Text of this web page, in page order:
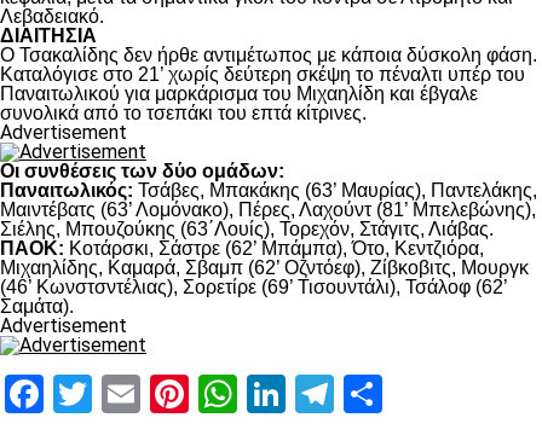
Λεβαδειακό.
ΔΙΑΙΤΗΣΙΑ
Ο Τσακαλίδης δεν ήρθε αντιμέτωπος με κάποια δύσκολη φάση.
Καταλόγισε στο 21’ χωρίς δεύτερη σκέψη το πέναλτι υπέρ του
Παναιτωλικού για μαρκάρισμα του Μιχαηλίδη και έβγαλε
συνολικά από το τσεπάκι του επτά κίτρινες.
Advertisement
Οι συνθέσεις των δύο ομάδων:
Παναιτωλικός: Τσάβες, Μπακάκης (63’ Μαυρίας), Παντελάκης,
Μαιντέβατς (63’ Λομόνακο), Πέρες, Λαχούντ (81’ Μπελεβώνης),
Σιέλης, Μπουζούκης (63΄Λουίς), Τορεχόν, Στάγιτς, Λιάβας.
ΠΑΟΚ: Κοτάρσκι, Σάστρε (62’ Μπάμπα), Ότο, Κεντζιόρα,
Μιχαηλίδης, Καμαρά, Σβαμπ (62’ Οζντόεφ), Ζίβκοβιτς, Μουργκ
(46’ Κωνστσντέλιας), Σορετίρε (69’ Τισουντάλι), Τσάλοφ (62’
Σαμάτα).
Advertisement
Facebook
Twitter
EmailPinterest
WhatsApp
LinkedIn
Telegram